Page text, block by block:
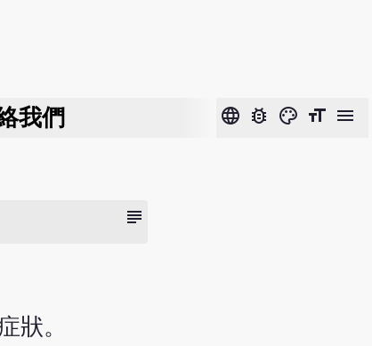
我們 language bug_report color_lens format_size menu
subject
狀。